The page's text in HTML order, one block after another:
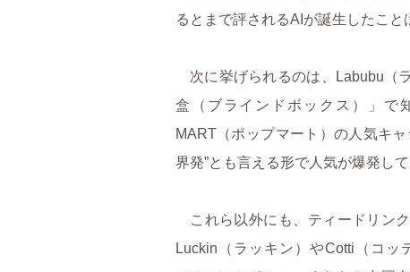
るとまで評されるAIが誕生したこと
次に挙げられるのは、Labubu（
盒（ブラインドボックス）」で
MART（ポップマート）の人気キ
界発”とも言える形で人気が爆発して
これら以外にも、ティードリン
Luckin（ラッキン）やCotti（コ